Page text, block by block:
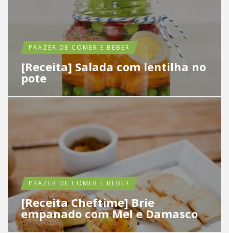
PRAZER DE COMER E BEBER
[Receita] Salada com lentilha no
pote
PRAZER DE COMER E BEBER
[Receita Cheftime] Brie
empanado com Mel e Damasco